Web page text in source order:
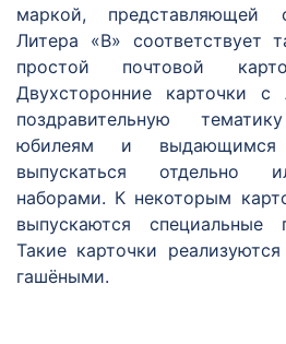
маркой, представляющей
Литера «В» соответствует
простой почтовой
Двухсторонние карточки
поздравительную
юбилеям и выдающимся
выпускаться отдельно
наборами. К некоторым
выпускаются специальные
Такие карточки
гашёными.